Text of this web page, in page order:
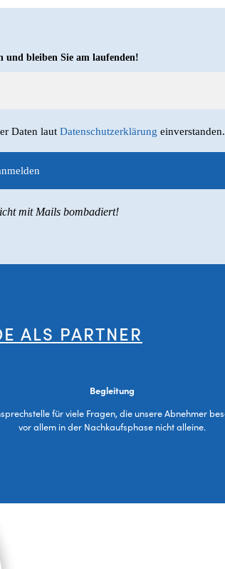
und bleiben Sie am laufenden!
Daten laut Datenschutzerklärung einverstanden.
mit Mails bombadiert!
ALS PARTNER
Begleitung
für viele Fragen, die unsere Abnehmer
vor allem in der Nachkaufsphase nicht alleine.